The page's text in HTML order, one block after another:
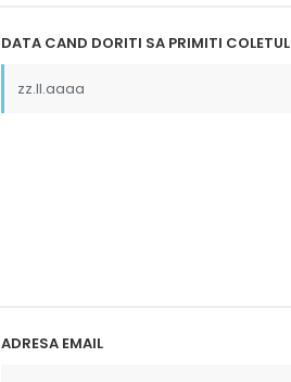
DATA CAND DORITI SA PRIMITI COLETUL
ADRESA EMAIL